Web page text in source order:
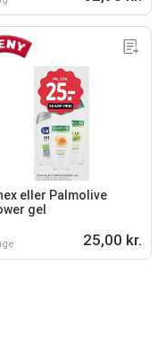
eller Palmolive
gel
25,00 kr.